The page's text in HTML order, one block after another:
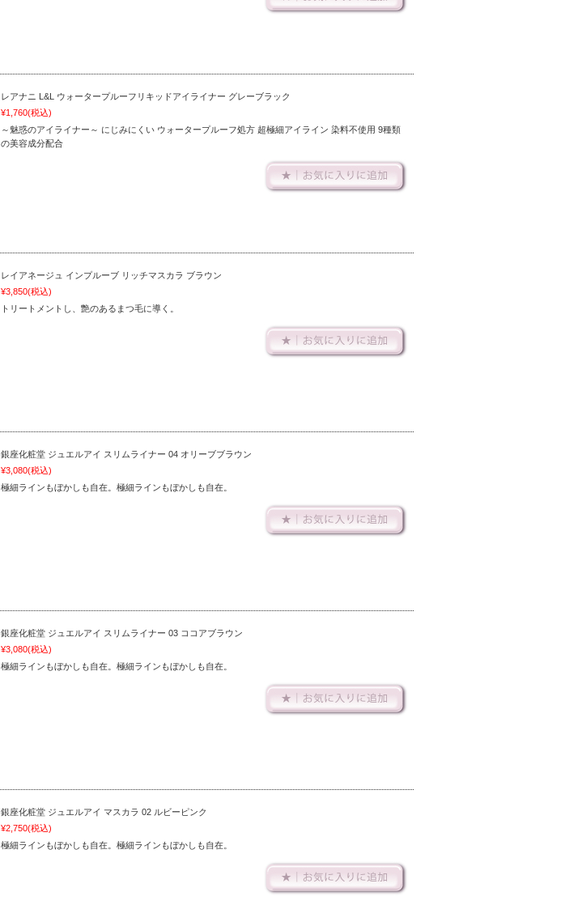
レアナニ L&L ウォータープルーフリキッドアイライナー グレーブラック
¥1,760(税込)
～魅惑のアイライナー～ にじみにくい ウォータープルーフ処方 超極細アイライン 染料不使用 9種類
の美容成分配合
レイアネージュ インプルーブ リッチマスカラ ブラウン
¥3,850(税込)
トリートメントし、艶のあるまつ毛に導く。
銀座化粧堂 ジュエルアイ スリムライナー 04 オリーブブラウン
¥3,080(税込)
極細ラインもぼかしも自在。極細ラインもぼかしも自在。
銀座化粧堂 ジュエルアイ スリムライナー 03 ココアブラウン
¥3,080(税込)
極細ラインもぼかしも自在。極細ラインもぼかしも自在。
銀座化粧堂 ジュエルアイ マスカラ 02 ルビーピンク
¥2,750(税込)
極細ラインもぼかしも自在。極細ラインもぼかしも自在。